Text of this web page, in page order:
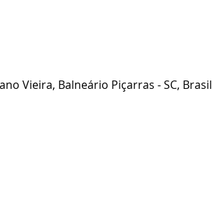
Vieira, Balneário Piçarras - SC, Brasil